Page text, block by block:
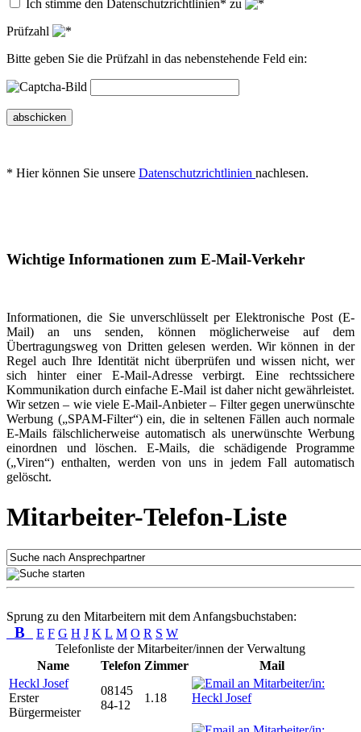
Ich stimme den Datenschutzrichtlinien* zu
Prüfzahl
Bitte geben Sie die Prüfzahl in das nebenstehende Feld ein:
abschicken
* Hier können Sie unsere Datenschutzrichtlinien nachlesen.
Wichtige Informationen zum E-Mail-Verkehr
Informationen, die Sie unverschlüsselt per Elektronische Post (E-
Mail) an uns senden, können möglicherweise auf dem
Übertragungsweg von Dritten gelesen werden. Wir können in der
Regel auch Ihre Identität nicht überprüfen und wissen nicht, wer
sich hinter einer E-Mail-Adresse verbirgt. Eine rechtssichere
Kommunikation durch einfache E-Mail ist daher nicht gewährleistet.
Wir setzen – wie viele E-Mail-Anbieter – Filter gegen unerwünschte
Werbung („SPAM-Filter“) ein, die in seltenen Fällen auch normale
E-Mails fälschlicherweise automatisch als unerwünschte Werbung
einordnen und löschen. E-Mails, die schädigende Programme
(„Viren“) enthalten, werden von uns in jedem Fall automatisch
gelöscht.
Mitarbeiter-Telefon-Liste
Sprung zu den Mitarbeitern mit dem Anfangsbuchstaben:
B E F G H J K L M O R S W
Telefonliste der Mitarbeiter/innen der Verwaltung
Name
Telefon Zimmer
Mail
Heckl Josef
Erster
Bürgermeister
08145
84-12
1.18